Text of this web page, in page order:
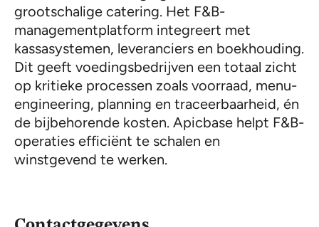
grootschalige catering. Het F&B-
managementplatform integreert met
kassasystemen, leveranciers en boekhouding.
Dit geeft voedingsbedrijven een totaal zicht
op kritieke processen zoals voorraad, menu-
engineering, planning en traceerbaarheid, én
de bijbehorende kosten. Apicbase helpt F&B-
operaties efficiënt te schalen en
winstgevend te werken.